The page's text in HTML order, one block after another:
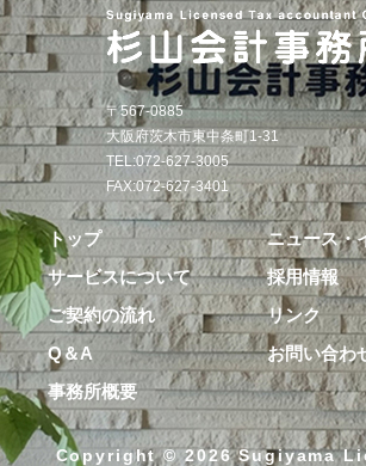
〒567-0885
大阪府茨木市東中条町1-31
TEL:072-627-3005
FAX:072-627-3401
トップ
サービスについて
ご契約の流れ
Q＆A
事務所概要
ニュース・
採用情報
リンク
お問い合わ
Copyright ©2026 Sugiyama